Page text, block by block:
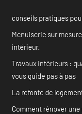
conseils pratiques
Menuiserie sur
intérieur.
Travaux intérieurs :
vous guide pas à pas
La refonte de
Comment rénover